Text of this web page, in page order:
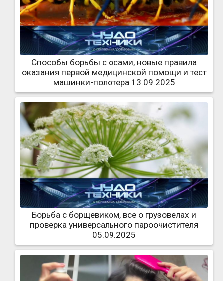
Способы борьбы с осами, новые правила
оказания первой медицинской помощи и тест
машинки-полотера 13.09.2025
Борьба с борщевиком, все о грузовелах и
проверка универсального пароочистителя
05.09.2025